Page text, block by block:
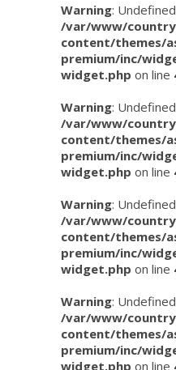
Warning:
/var/www/
content/themes/
premium/inc/
widget.php on line
Warning:
/var/www/
content/themes/
premium/inc/
widget.php on line
Warning:
/var/www/
content/themes/
premium/inc/
widget.php on line
Warning:
/var/www/
content/themes/
premium/inc/
widget.php on line